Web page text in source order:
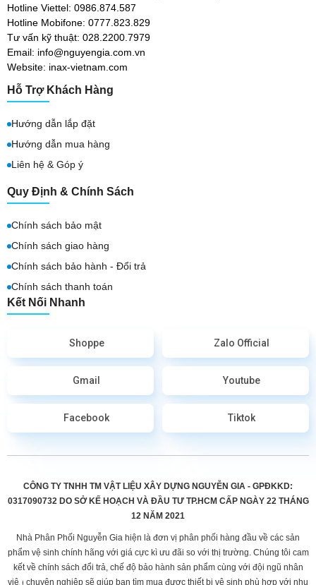
Hotline Viettel: 0986.874.587
Hotline Mobifone: 0777.823.829
Tư vấn kỹ thuật: 028.2200.7979
Email: info@nguyengia.com.vn
Website: inax-vietnam.com
Hỗ Trợ Khách Hàng
Hướng dẫn lắp đặt
Hướng dẫn mua hàng
Liên hệ & Góp ý
Quy Định & Chính Sách
Chính sách bảo mật
Chính sách giao hàng
Chính sách bảo hành - Đổi trả
Chính sách thanh toán
Kết Nối Nhanh
Shoppe Zalo Official
Gmail Youtube
Facebook Tiktok
CÔNG TY TNHH TM VẬT LIỆU XÂY DỰNG NGUYỄN GIA - GPĐKKD:
0317090732 DO SỞ KẾ HOẠCH VÀ ĐẦU TƯ TP.HCM CẤPNGÀY 22 THÁNG
12 NĂM 2021
Nhà Phân Phối Nguyễn Gia hiện là đơn vị phân phối hàng đầu về các sản
phẩm vệ sinh chính hãng với giá cực kì ưu đãi so với thị trường. Chúng tôi cam
kết về chính sách đổi trả, chế độ bảo hành sản phẩm cùng với đội ngũ nhân
viên chuyên nghiệp sẽ giúp bạn tìm mua được thiết bị vệ sinh phù hợp với nhu